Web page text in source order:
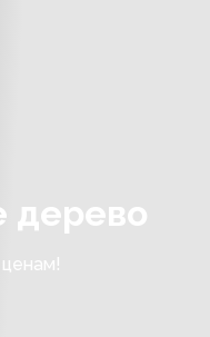
дерево